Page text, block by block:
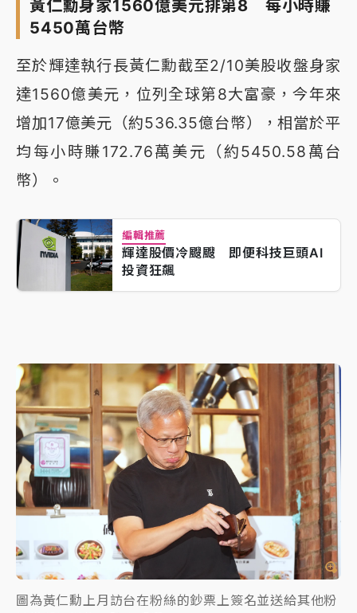
黃仁勳身家1560億美元排第8 每小時賺
5450萬台幣
至於輝達執行長黃仁勳截至2/10美股收盤身家
達1560億美元，位列全球第8大富豪，今年來
增加17億美元（約536.35億台幣），相當於平
均每小時賺172.76萬美元（約5450.58萬台
幣）。
編輯推薦
輝達股價冷颼颼 即便科技巨頭AI
投資狂飆
圖為黃仁勳上月訪台在粉絲的鈔票上簽名並送給其他粉